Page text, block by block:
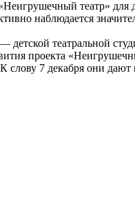
театр»
наблюдается
театральной
проекта
7 декабря они дают